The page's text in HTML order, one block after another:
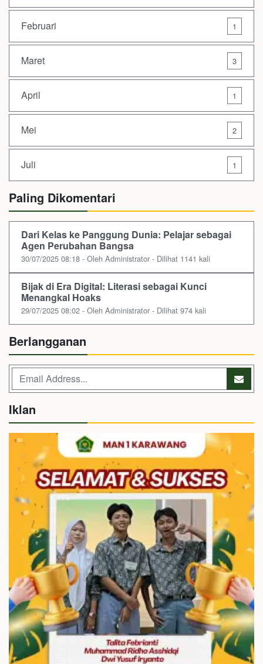
Februari 1
Maret 3
April 1
Mei 2
Juli 1
Paling Dikomentari
Dari Kelas ke Panggung Dunia: Pelajar sebagai
Agen Perubahan Bangsa
30/07/2025 08:18 - Oleh Administrator - Dilihat 1141 kali
Bijak di Era Digital: Literasi sebagai Kunci
Menangkal Hoaks
29/07/2025 08:02 - Oleh Administrator - Dilihat 974 kali
Berlangganan
Iklan